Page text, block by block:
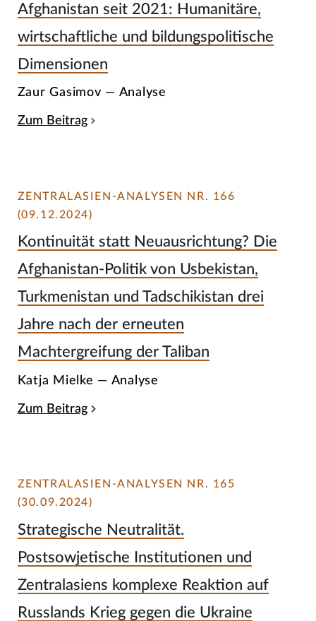
Afghanistan seit 2021: Humanitäre,
wirtschaftliche und bildungspolitische
Dimensionen
Zaur Gasimov — Analyse
Zum Beitrag
ZENTRALASIEN-ANALYSEN NR. 166
(09.12.2024)
Kontinuität statt Neuausrichtung? Die
Afghanistan-Politik von Usbekistan,
Turkmenistan und Tadschikistan drei
Jahre nach der erneuten
Machtergreifung der Taliban
Katja Mielke — Analyse
Zum Beitrag
ZENTRALASIEN-ANALYSEN NR. 165
(30.09.2024)
Strategische Neutralität.
Postsowjetische Institutionen und
Zentralasiens komplexe Reaktion auf
Russlands Krieg gegen die Ukraine